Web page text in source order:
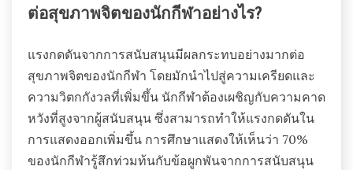
ต่อสุขภาพจิตของนักกีฬาอย่างไร?
แรงกดดันจากการสนับสนุนมีผลกระทบอย่างมากต่อ
สุขภาพจิตของนักกีฬา โดยมักนำไปสู่ความเครียดและ
ความวิตกกังวลที่เพิ่มขึ้น นักกีฬาต้องเผชิญกับความคาด
หวังที่สูงจากผู้สนับสนุน ซึ่งสามารถทำให้แรงกดดันใน
การแสดงออกเพิ่มขึ้น การศึกษาแสดงให้เห็นว่า 70%
ของนักกีฬารู้สึกท่วมท้นกับข้อผูกพันจากการสนับสนุน